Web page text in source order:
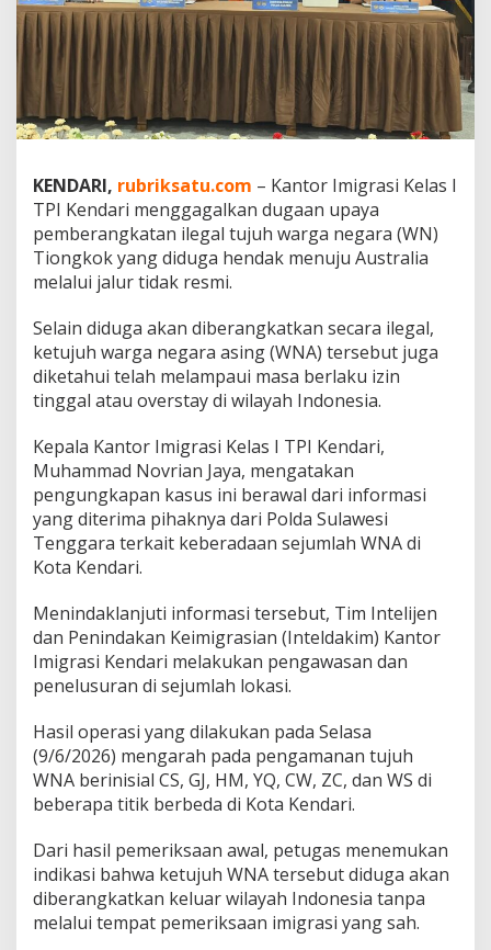
k
a
n
e
e
n
g
k
a
t
a
I
l
e
g
a
7
W
a
r
g
a
g
a
r
a
T
o
n
g
k
o
k
e
A
u
s
KENDARI, rubriksatu.com – Kantor Imigrasi Kelas I
TPI Kendari menggagalkan dugaan upaya
pemberangkatan ilegal tujuh warga negara (WN)
Tiongkok yang diduga hendak menuju Australia
melalui jalur tidak resmi.
Selain diduga akan diberangkatkan secara ilegal,
ketujuh warga negara asing (WNA) tersebut juga
diketahui telah melampaui masa berlaku izin
tinggal atau overstay di wilayah Indonesia.
Kepala Kantor Imigrasi Kelas I TPI Kendari,
Muhammad Novrian Jaya, mengatakan
pengungkapan kasus ini berawal dari informasi
yang diterima pihaknya dari Polda Sulawesi
Tenggara terkait keberadaan sejumlah WNA di
Kota Kendari.
Menindaklanjuti informasi tersebut, Tim Intelijen
dan Penindakan Keimigrasian (Inteldakim) Kantor
Imigrasi Kendari melakukan pengawasan dan
penelusuran di sejumlah lokasi.
Hasil operasi yang dilakukan pada Selasa
(9/6/2026) mengarah pada pengamanan tujuh
WNA berinisial CS, GJ, HM, YQ, CW, ZC, dan WS di
beberapa titik berbeda di Kota Kendari.
Dari hasil pemeriksaan awal, petugas menemukan
indikasi bahwa ketujuh WNA tersebut diduga akan
diberangkatkan keluar wilayah Indonesia tanpa
melalui tempat pemeriksaan imigrasi yang sah.